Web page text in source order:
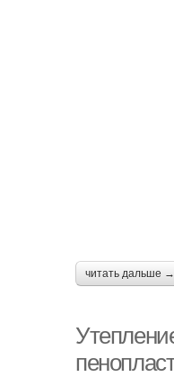
читать дальше →